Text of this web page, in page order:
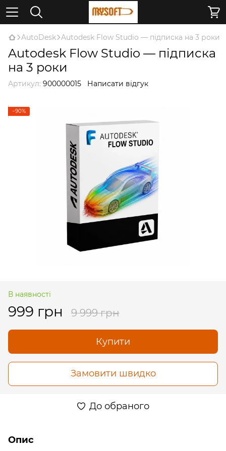
AutoDesk Autodesk Flow Studio — підписка на 3 роки
Autodesk Flow Studio — підписка
на 3 роки
Артикул: 900000015 Написати відгук
−90%
В наявності
999 грн 9 999 грн
Купити
Замовити швидко
До обраного
Опис